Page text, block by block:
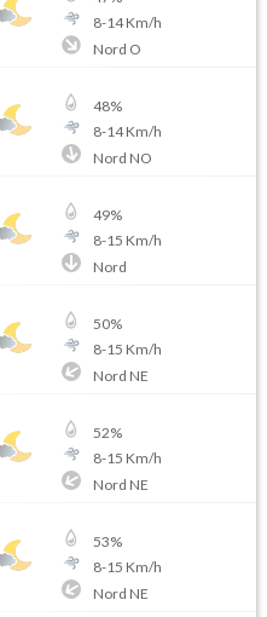
8-14Km/h
Nord O
48%
8-14Km/h
Nord NO
49%
8-15 Km/h
Nord
50%
8-15 Km/h
Nord NE
52%
8-15 Km/h
Nord NE
53%
8-15 Km/h
Nord NE